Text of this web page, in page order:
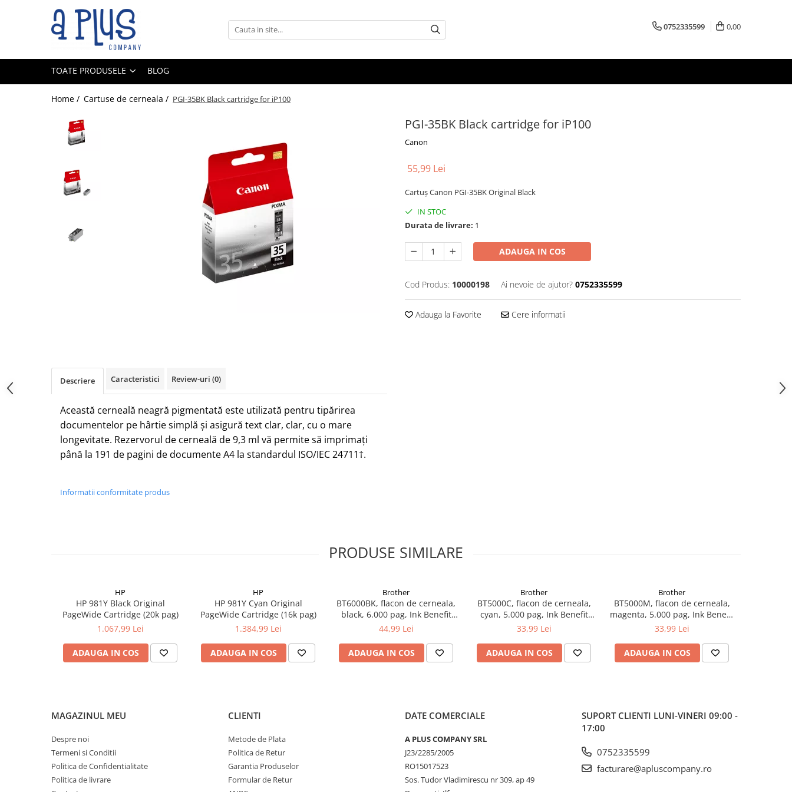
Toate Produsele
Cartuse toner
Kit mentenanta
Unitate cilindru (Drum unit)
0752335599 0,00
TOATE PRODUSELE BLOG
Home / Cartuse de cerneala / PGI-35BK Black cartridge for iP100
PGI-35BK Black cartridge for iP100
Canon
55,99 Lei
Cartuş Canon PGI-35BK Original Black
IN STOC
Durata de livrare: 1
ADAUGA IN COS
Cod Produs: 10000198 Ai nevoie de ajutor? 0752335599
Adauga la Favorite Cere informatii
Descriere Caracteristici Review-uri (0)
Această cerneală neagră pigmentată este utilizată pentru tipărirea
documentelor pe hârtie simplă și asigură text clar, clar, cu o mare
longevitate. Rezervorul de cerneală de 9,3 ml vă permite să imprimați
până la 191 de pagini de documente A4 la standardul ISO/IEC 24711†.
Informatii conformitate produs
PRODUSE SIMILARE
HP
HP 981Y Black Original
PageWide Cartridge (20k pag)
1.067,99 Lei
ADAUGA IN COS
HP
HP 981Y Cyan Original
PageWide Cartridge (16k pag)
1.384,99 Lei
ADAUGA IN COS
Brother
BT6000BK, flacon de cerneala,
black, 6.000 pag, Ink Benefit
DCP-T300/T500W/T700W
44,99 Lei
ADAUGA IN COS
Brother
BT5000C, flacon de cerneala,
cyan, 5.000 pag, Ink Benefit
DCP-T300/T500W/T700W
33,99 Lei
ADAUGA IN COS
Brother
BT5000M, flacon de cerneala,
magenta, 5.000 pag, Ink Benefit
DCP-T300/T500W/T700W
33,99 Lei
ADAUGA IN COS
MAGAZINUL MEU
Despre noi
Termeni si Conditii
Politica de Confidentialitate
Politica de livrare
CLIENTI
Metode de Plata
Politica de Retur
Garantia Produselor
Formular de Retur
DATE COMERCIALE
A PLUS COMPANY SRL
J23/2285/2005
RO15017523
Sos. Tudor Vladimirescu nr 309, ap 49
SUPORT CLIENTI LUNI-VINERI 09:00 -
17:00
0752335599
facturare@apluscompany.ro